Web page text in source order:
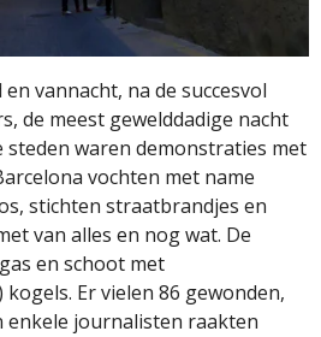
vannacht, na de succesvol
de meest gewelddadige nacht
waren demonstraties met
vochten met name
stichten straatbrandjes en
van alles en nog wat. De
en schoot met
Er vielen 86 gewonden,
journalisten raakten